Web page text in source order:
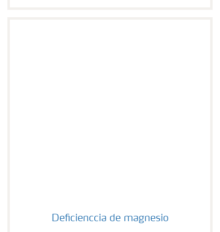
Deficienccia de magnesio
Deficienccia de magnesio